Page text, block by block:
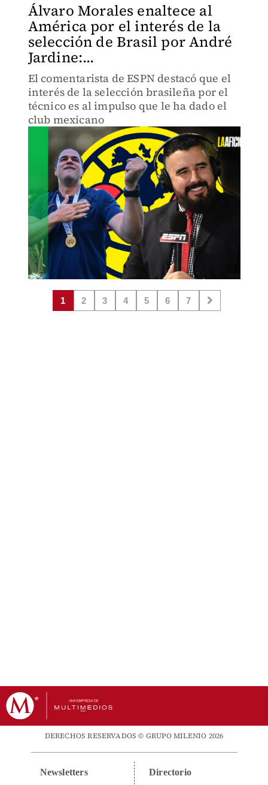
Álvaro Morales enaltece al
América por el interés de la
selección de Brasil por André
Jardine:...
El comentarista de ESPN destacó que el
interés de la selección brasileña por el
técnico es al impulso que le ha dado el
club mexicano
1 2 3 4 5 6 7
DERECHOS RESERVADOS © GRUPO MILENIO 2026
Newsletters Directorio